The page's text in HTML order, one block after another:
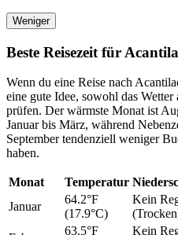
Weniger
Beste Reisezeit für
Wenn du eine Reise nach
eine gute Idee, sowohl das
prüfen. Der wärmste Monat ist
Januar bis März, während
September tendenziell weniger
haben.
Monat Temperatur
Januar
64.2°F
(17.9°C)
Kein
63.5°F
Kein